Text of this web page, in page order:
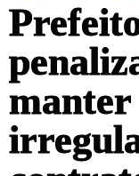
manter